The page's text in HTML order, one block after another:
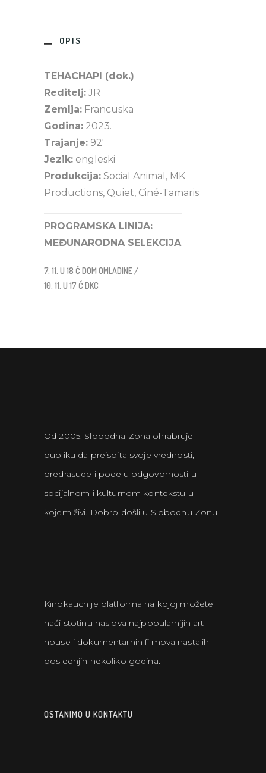
OPIS
TEHACHAPI (dok.)
Reditelj: JR
Zemlja: Francuska
Godina: 2023.
Trajanje: 92′
Jezik: engleski
Produkcija: Social Animal, MK
Productions, Quiet, Ciné-Tamaris
PROGRAMSKA LINIJA:
MEĐUNARODNA SELEKCIJA
7. 11. U 18 Č DOM OMLADINE /
10. 11. U 17 Č DKC
Od 2005. Slobodna Zona ohrabruje
publiku da preispita svoje vrednosti,
predrasude i podelu odgovornosti u
socijalnom i kulturnom kontekstu u
kojem živi. Dobro došli u Slobodnu Zonu!
Kinokauch je platforma na kojoj možete
naći stotinu naslova najpopularnijih art
house i dokumentarnih filmova nastalih
poslednjih nekoliko godina.
OSTANIMO U KONTAKTU